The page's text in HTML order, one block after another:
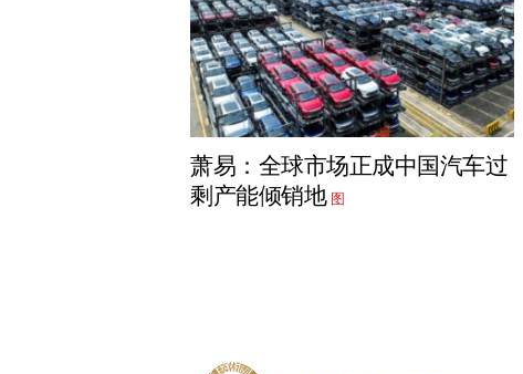
萧易：全球市场正成中国汽车过
剩产能倾销地 图